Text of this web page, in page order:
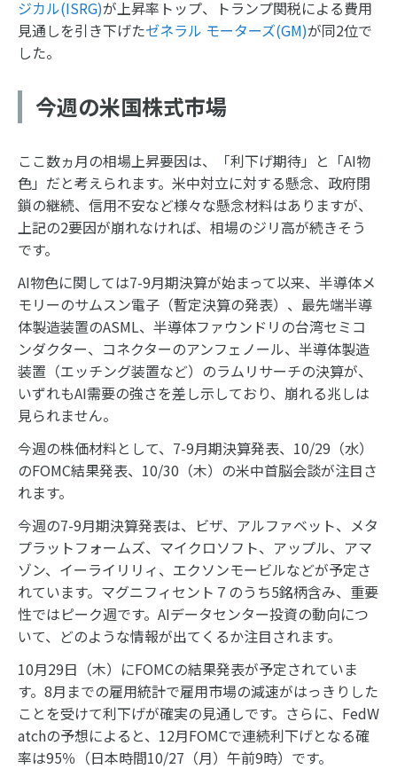
ジカル(ISRG)が上昇率トップ、トランプ関税による費用
見通しを引き下げたゼネラル モーターズ(GM)が同2位で
した。
今週の米国株式市場
ここ数ヵ月の相場上昇要因は、「利下げ期待」と「AI物
色」だと考えられます。米中対立に対する懸念、政府閉
鎖の継続、信用不安など様々な懸念材料はありますが、
上記の2要因が崩れなければ、相場のジリ高が続きそう
です。
AI物色に関しては7-9月期決算が始まって以来、半導体メ
モリーのサムスン電子（暫定決算の発表）、最先端半導
体製造装置のASML、半導体ファウンドリの台湾セミコ
ンダクター、コネクターのアンフェノール、半導体製造
装置（エッチング装置など）のラムリサーチの決算が、
いずれもAI需要の強さを差し示しており、崩れる兆しは
見られません。
今週の株価材料として、7-9月期決算発表、10/29（水）
のFOMC結果発表、10/30（木）の米中首脳会談が注目さ
れます。
今週の7-9月期決算発表は、ビザ、アルファベット、メタ
プラットフォームズ、マイクロソフト、アップル、アマ
ゾン、イーライリリィ、エクソンモービルなどが予定さ
れています。マグニフィセント７のうち5銘柄含み、重要
性ではピーク週です。AIデータセンター投資の動向につ
いて、どのような情報が出てくるか注目されます。
10月29日（木）にFOMCの結果発表が予定されていま
す。8月までの雇用統計で雇用市場の減速がはっきりした
ことを受けて利下げが確実の見通しです。さらに、FedW
atchの予想によると、12月FOMCで連続利下げとなる確
率は95％（日本時間10/27（月）午前9時）です。